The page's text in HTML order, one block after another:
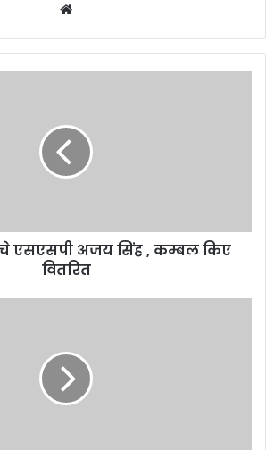
b
s
e
एसएसपी अजय सिंह , कम्बल किए
वितरित